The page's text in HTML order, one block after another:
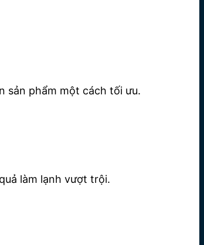
sản phẩm một cách tối ưu.
làm lạnh vượt trội.